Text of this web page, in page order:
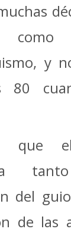
y
80
que
del
de las